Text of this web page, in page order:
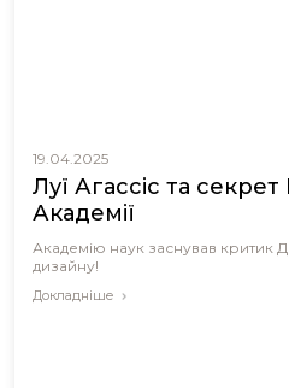
19.04.2025
Луї Агассіс та
Академії
Академію наук заснував критик
дизайну!
Докладніше